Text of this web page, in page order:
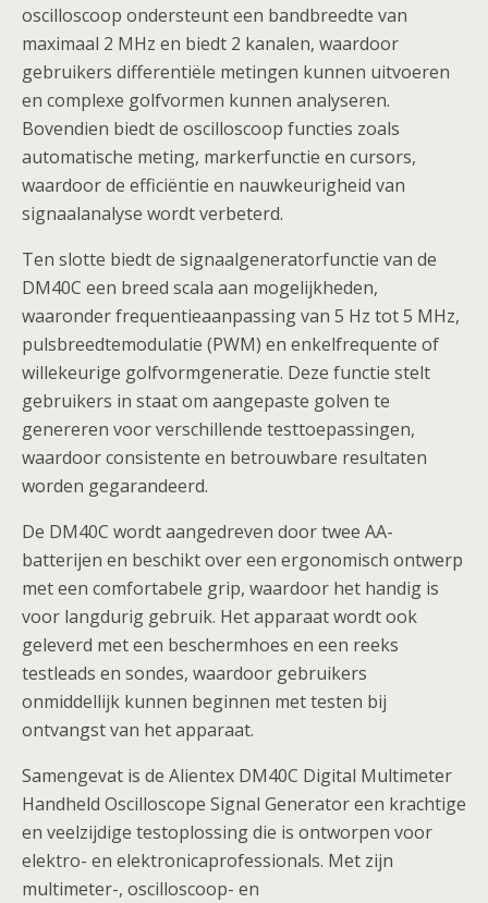
oscilloscoop ondersteunt een bandbreedte van
maximaal 2 MHz en biedt 2 kanalen, waardoor
gebruikers differentiële metingen kunnen uitvoeren
en complexe golfvormen kunnen analyseren.
Bovendien biedt de oscilloscoop functies zoals
automatische meting, markerfunctie en cursors,
waardoor de efficiëntie en nauwkeurigheid van
signaalanalyse wordt verbeterd.
Ten slotte biedt de signaalgeneratorfunctie van de
DM40C een breed scala aan mogelijkheden,
waaronder frequentieaanpassing van 5 Hz tot 5 MHz,
pulsbreedtemodulatie (PWM) en enkelfrequente of
willekeurige golfvormgeneratie. Deze functie stelt
gebruikers in staat om aangepaste golven te
genereren voor verschillende testtoepassingen,
waardoor consistente en betrouwbare resultaten
worden gegarandeerd.
De DM40C wordt aangedreven door twee AA-
batterijen en beschikt over een ergonomisch ontwerp
met een comfortabele grip, waardoor het handig is
voor langdurig gebruik. Het apparaat wordt ook
geleverd met een beschermhoes en een reeks
testleads en sondes, waardoor gebruikers
onmiddellijk kunnen beginnen met testen bij
ontvangst van het apparaat.
Samengevat is de Alientex DM40C Digital Multimeter
Handheld Oscilloscope Signal Generator een krachtige
en veelzijdige testoplossing die is ontworpen voor
elektro- en elektronicaprofessionals. Met zijn
multimeter-, oscilloscoop- en